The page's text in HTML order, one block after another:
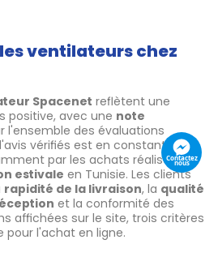
ventilateurs chez
Spacenet reflètent une
positive, avec une note
l'ensemble des évaluations
vérifiés est en constante
par les achats réalisés
estivale en Tunisie. Les clients
rapidité de la livraison, la qualité
et la conformité des
affichées sur le site, trois critères
pour l'achat en ligne.